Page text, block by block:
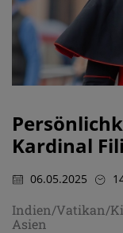
Kardinal
06.05.2025
Indien/Vatikan/
Asien